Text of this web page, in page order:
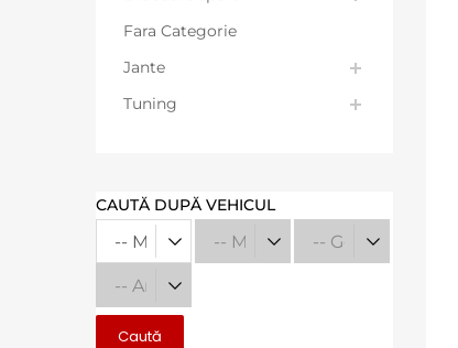
Fara Categorie
Jante
Tuning
CAUTĂ DUPĂ VEHICUL
Caută